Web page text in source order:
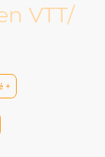
VTT/
+